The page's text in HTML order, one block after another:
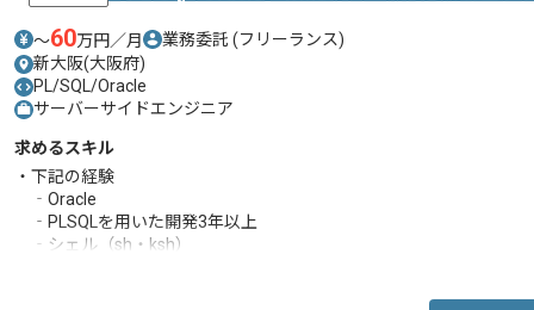
〜60万円／月 業務委託 (フリーランス)
新大阪(大阪府)
PL/SQL/Oracle
サーバーサイドエンジニア
求めるスキル
・下記の経験
‐Oracle
‐PLSQLを用いた開発3年以上
‐シェル（sh・ksh）